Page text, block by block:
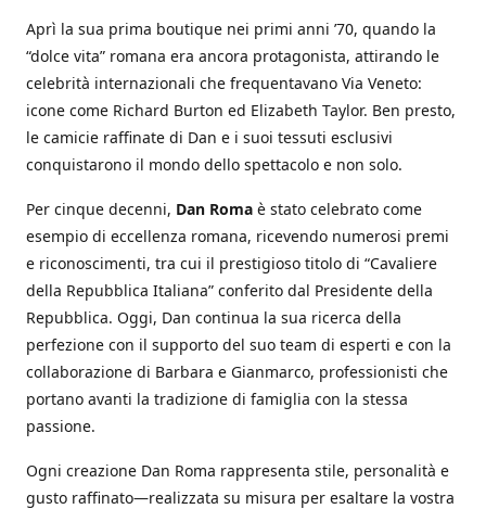
Aprì la sua prima boutique nei primi anni ’70, quando la
“dolce vita” romana era ancora protagonista, attirando le
celebrità internazionali che frequentavano Via Veneto:
icone come Richard Burton ed Elizabeth Taylor. Ben presto,
le camicie raffinate di Dan e i suoi tessuti esclusivi
conquistarono il mondo dello spettacolo e non solo.
Per cinque decenni, Dan Roma è stato celebrato come
esempio di eccellenza romana, ricevendo numerosi premi
e riconoscimenti, tra cui il prestigioso titolo di “Cavaliere
della Repubblica Italiana” conferito dal Presidente della
Repubblica. Oggi, Dan continua la sua ricerca della
perfezione con il supporto del suo team di esperti e con la
collaborazione di Barbara e Gianmarco, professionisti che
portano avanti la tradizione di famiglia con la stessa
passione.
Ogni creazione Dan Roma rappresenta stile, personalità e
gusto raffinato—realizzata su misura per esaltare la vostra